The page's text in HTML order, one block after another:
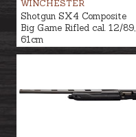
WINCHESTER
Shotgun SX4 Composite
Big Game Rifled cal. 12/89,
61cm